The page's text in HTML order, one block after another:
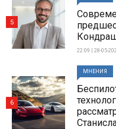
22:09 | 28-05-
5
МНЕНИЯ
6